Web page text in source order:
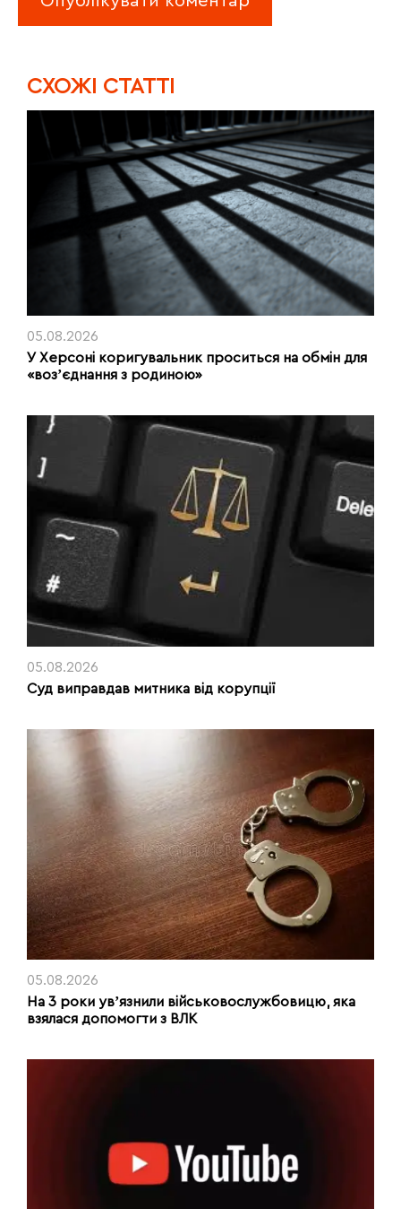
CХОЖІ СТАТТІ
05.08.2026
У Херсоні коригувальник проситься на обмін для
«возʼєднання з родиною»
05.08.2026
Суд виправдав митника від корупції
05.08.2026
На 3 роки увʼязнили військовослужбовицю, яка
взялася допомогти з ВЛК